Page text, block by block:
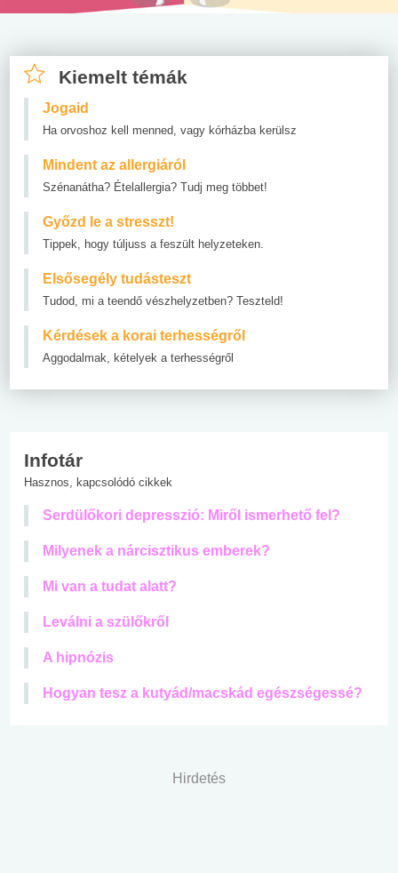
Kiemelt témák
Jogaid
Ha orvoshoz kell menned, vagy kórházba kerülsz
Mindent az allergiáról
Szénanátha? Ételallergia? Tudj meg többet!
Győzd le a stresszt!
Tippek, hogy túljuss a feszült helyzeteken.
Elsősegély tudásteszt
Tudod, mi a teendő vészhelyzetben? Teszteld!
Kérdések a korai terhességről
Aggodalmak, kételyek a terhességről
Infotár
Hasznos, kapcsolódó cikkek
Serdülőkori depresszió: Miről ismerhető fel?
Milyenek a nárcisztikus emberek?
Mi van a tudat alatt?
Leválni a szülőkről
A hipnózis
Hogyan tesz a kutyád/macskád egészségessé?
Hirdetés